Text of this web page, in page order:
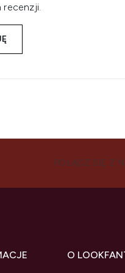
recenzji.
POŁĄCZ SIĘ Z
O